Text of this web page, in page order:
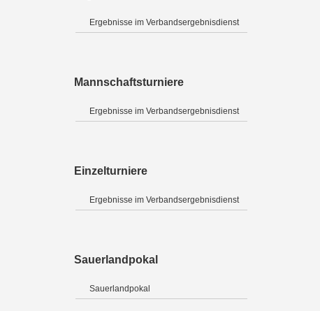
Ergebnisse im Verbandsergebnisdienst
Mannschaftsturniere
Ergebnisse im Verbandsergebnisdienst
Einzelturniere
Ergebnisse im Verbandsergebnisdienst
Sauerlandpokal
Sauerlandpokal